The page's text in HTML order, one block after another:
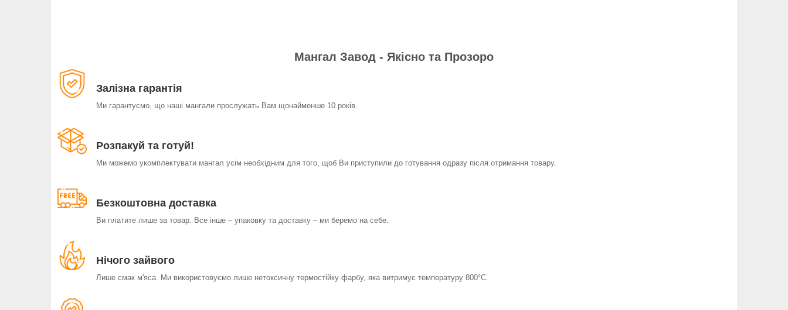
Мангал Завод - Якісно та Прозоро
Залізна гарантія
Ми гарантуємо, що наші мангали прослужать Вам щонайменше 10 років.
Розпакуй та готуй!
Ми можемо укомплектувати мангал усім необхідним для того, щоб Ви приступили до готування одразу після отримання товару.
Безкоштовна доставка
Ви платите лише за товар. Все інше – упаковку та доставку – ми беремо на себе.
Нічого зайвого
Лише смак м'яса. Ми використовуємо лише нетоксичну термостійку фарбу, яка витримує температуру 800°С.